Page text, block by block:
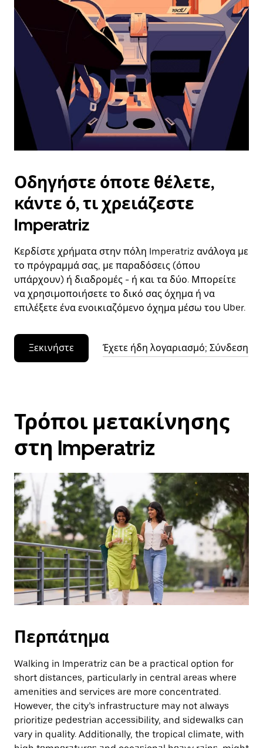
επιλέξετε
μια
ημερομηνία.
Πατήστε
πλήκτρο
escape
για
να
κλείσετε
ημερολόγιο.
Οδηγήστε όποτε θέλετε,
κάντε ό, τι χρειάζεστε
Imperatriz
Κερδίστε χρήματα στην πόλη Imperatriz ανάλογα με
το πρόγραμμά σας, με παραδόσεις (όπου
υπάρχουν) ή διαδρομές - ή και τα δύο. Μπορείτε
να χρησιμοποιήσετε το δικό σας όχημα ή να
επιλέξετε ένα ενοικιαζόμενο όχημα μέσω του Uber.
Ξεκινήστε Έχετε ήδη λογαριασμό; Σύνδεση
Τρόποι μετακίνησης
στη Imperatriz
Περπάτημα
Walking in Imperatriz can be a practical option for
short distances, particularly in central areas where
amenities and services are more concentrated.
However, the city’s infrastructure may not always
prioritize pedestrian accessibility, and sidewalks can
vary in quality. Additionally, the tropical climate, with